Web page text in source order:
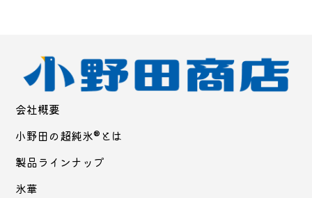
会社概要
小野田の超純氷®とは
製品ラインナップ
氷華